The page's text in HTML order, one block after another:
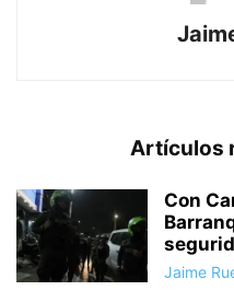
Artículos
Con
Jaime